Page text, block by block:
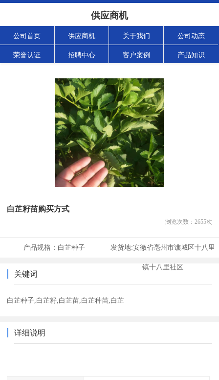
供应商机
公司首页 供应商机 关于我们 公司动态
荣誉认证 招聘中心 客户案例 产品知识
白芷籽苗购买方式
浏览次数： 2655次
产品规格： 白芷种子 发货地:安徽省亳州市谯城区十八里
镇十八里社区
关键词
白芷种子,白芷籽,白芷苗,白芷种苗,白芷
详细说明